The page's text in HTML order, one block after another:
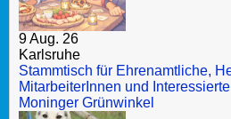
9 Aug. 26
Karlsruhe
Stammtisch für Ehrenamtliche,
MitarbeiterInnen und
Moninger Grünwinkel